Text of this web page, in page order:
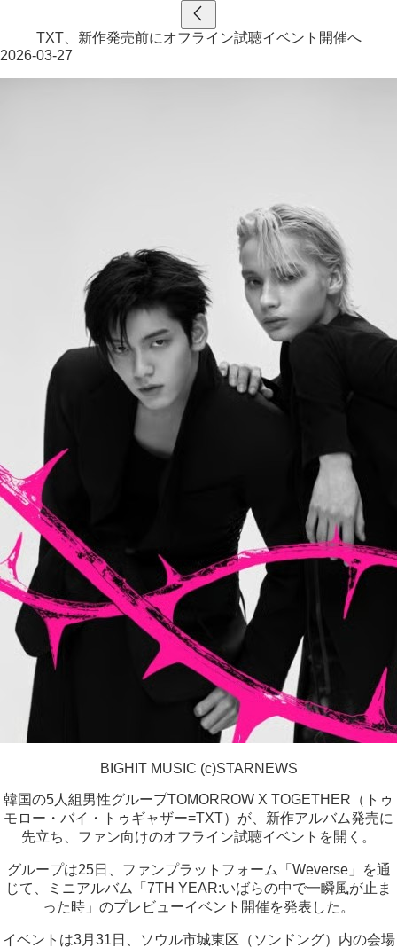
TXT、新作発売前にオフライン試聴イベント開催へ
2026-03-27
BIGHIT MUSIC (c)STARNEWS
韓国の5人組男性グループTOMORROW X TOGETHER（トゥ
モロー・バイ・トゥギャザー=TXT）が、新作アルバム発売に
先立ち、ファン向けのオフライン試聴イベントを開く。
グループは25日、ファンプラットフォーム「Weverse」を通
じて、ミニアルバム「7TH YEAR:いばらの中で一瞬風が止ま
った時」のプレビューイベント開催を発表した。
イベントは3月31日、ソウル市城東区（ソンドング）内の会場